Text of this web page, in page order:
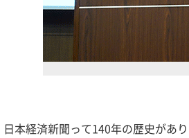
日本経済新聞って140年の歴史があ